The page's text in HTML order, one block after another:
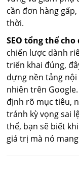
cần đơn hàng
thời.
SEO tổng thể
chiến lược dành
triển khai đúng,
dựng nền tảng
nhiên trên
định rõ mục tiêu,
tránh kỳ vọng sai
thể, bạn sẽ biết
giá trị mà nó